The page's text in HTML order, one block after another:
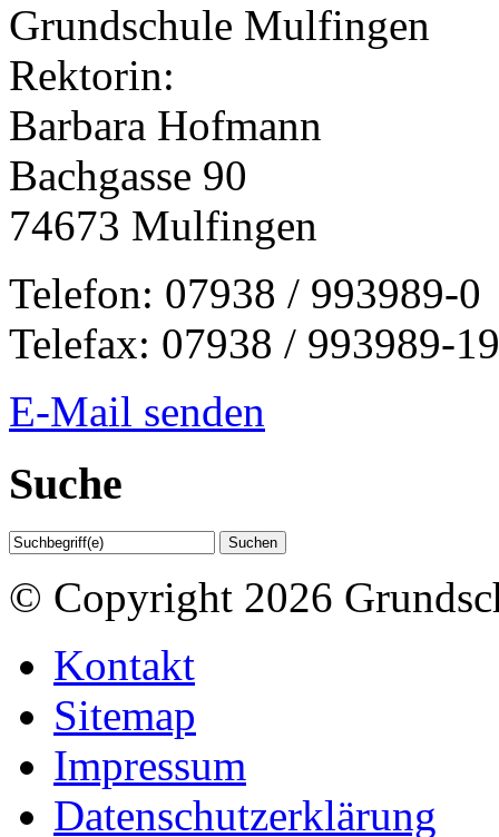
Grundschule Mulfingen
Rektorin:
Barbara Hofmann
Bachgasse 90
74673 Mulfingen
Telefon: 07938 / 993989-0
Telefax: 07938 / 993989-19
E-Mail senden
Suche
© Copyright 2026
Kontakt
Sitemap
Impressum
Datenschutzerklärung